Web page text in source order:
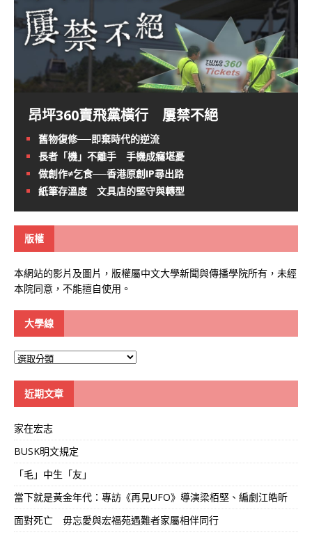
昂坪360賣飛黨橫行 屢禁不絕
舊物復修──即棄時代的逆流
長者「機」不離手 手機成癮堪憂
做創作≠乞食──香港原創IP尋出路
紙筆存溫度 文具店的堅守與轉型
版權
本網站的影片及圖片，版權屬中文大學新聞與傳播學院所有，未經
本院同意，不能擅自使用。
大學線
大
近期文章
家在宏志
BUSK明文規定
「毛」中生「友」
當下就是黃金年代：專訪《再見UFO》導演梁栢堅、編劇江皓昕
面對死亡 毋忘愛與宏福苑遇難者家屬相伴同行